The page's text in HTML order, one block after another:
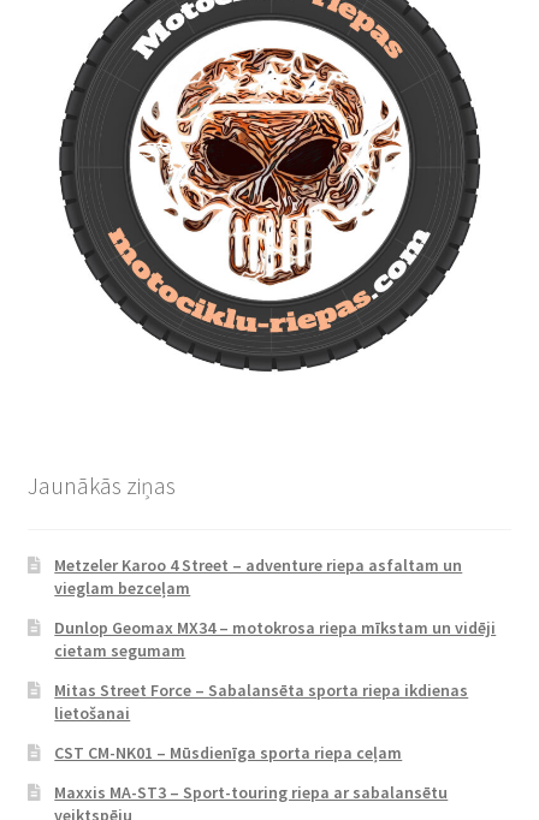
Jaunākās ziņas
Metzeler Karoo 4 Street – adventure riepa asfaltam un
vieglam bezceļam
Dunlop Geomax MX34 – motokrosa riepa mīkstam un vidēji
cietam segumam
Mitas Street Force – Sabalansēta sporta riepa ikdienas
lietošanai
CST CM-NK01 – Mūsdienīga sporta riepa ceļam
Maxxis MA-ST3 – Sport-touring riepa ar sabalansētu
veiktspēju